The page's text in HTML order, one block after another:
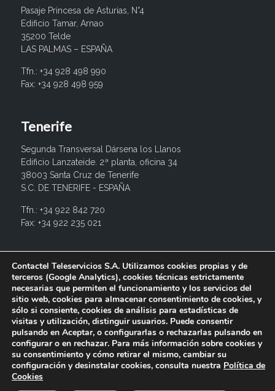
Pasaje Princesa de Asturias, N°4
Edificio Tamar, Arnao
35200 Telde
LAS PALMAS – ESPAÑA
Tfn.: +34 928 498 990
Fax: +34 928 498 959
Tenerife
Segunda Transversal Dársena los Llanos
Edificio Lanzateide. 2ª planta, oficina 34
38003 Santa Cruz de Tenerife
S.C. DE TENERIFE - ESPAÑA
Tfn.: +34 922 842 720
Fax: +34 922 235 021
info@contactel.es
© 2017 Contactel Teleservicios SA. Todos los derechos
reservados.
Contactel Teleservicios S.A. Utilizamos cookies propias y de
terceros (Google Analytics), cookies técnicas estrictamente
necesarias que permiten el funcionamiento y los servicios del
sitio web, cookies para almacenar consentimiento de cookies, y
sólo si consiente, cookies de análisis para estadísticas de
visitas y utilización, distinguir usuarios. Puede consentir
pulsando en Aceptar, o configurarlas o rechazarlas pulsando en
configurar o en rechazar. Para más información sobre cookies y
su consentimiento y cómo retirar el mismo, cambiar su
configuración y desinstalar cookies, consulta nuestra Política de
Cookies